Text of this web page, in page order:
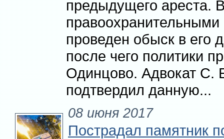
предыдущего ареста.
проведен обыск в его
после чего политики
Одинцово. Адвокат С.
подтвердил данную...
08 июня 2017
Пострадал памятник